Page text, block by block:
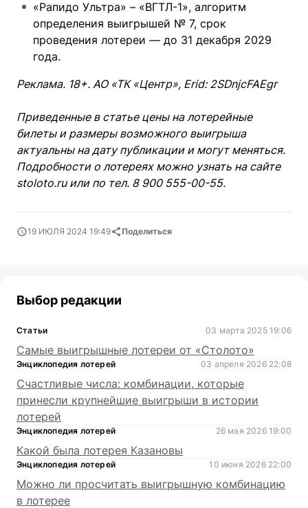
«Рапидо Ультра» – «ВГТЛ-1», алгоритм
определения выигрышей № 7, срок
проведения лотереи — до 31 декабря 2029
года.
Реклама. 18+. АО «ТК «Центр», Erid: 2SDnjcFAEgr
Приведенные в статье цены на лотерейные
билеты и размеры возможного выигрыша
актуальны на дату публикации и могут меняться.
Подробности о лотереях можно узнать на сайте
stoloto.ru или по тел. 8 900 555-00-55.
19 ИЮЛЯ 2024 19:49 Поделиться
Выбор редакции
Статьи 03 марта 2025 19:06
Самые выигрышные лотереи от «Столото»
Энциклопедия лотерей 03 апреля 2026 22:08
Счастливые числа: комбинации, которые
принесли крупнейшие выигрыши в истории
лотерей
Энциклопедия лотерей 26 мая 2026 19:00
Какой была лотерея Казановы
Энциклопедия лотерей 10 июня 2026 22:00
Можно ли просчитать выигрышную комбинацию
в лотерее